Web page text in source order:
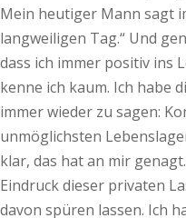
Mein heutiger Mann sagt
langweiligen Tag.“ Und
dass ich immer positiv ins
kenne ich kaum. Ich habe
immer wieder zu sagen:
unmöglichsten
klar, das hat an mir
Eindruck dieser privaten
davon spüren lassen. Ich